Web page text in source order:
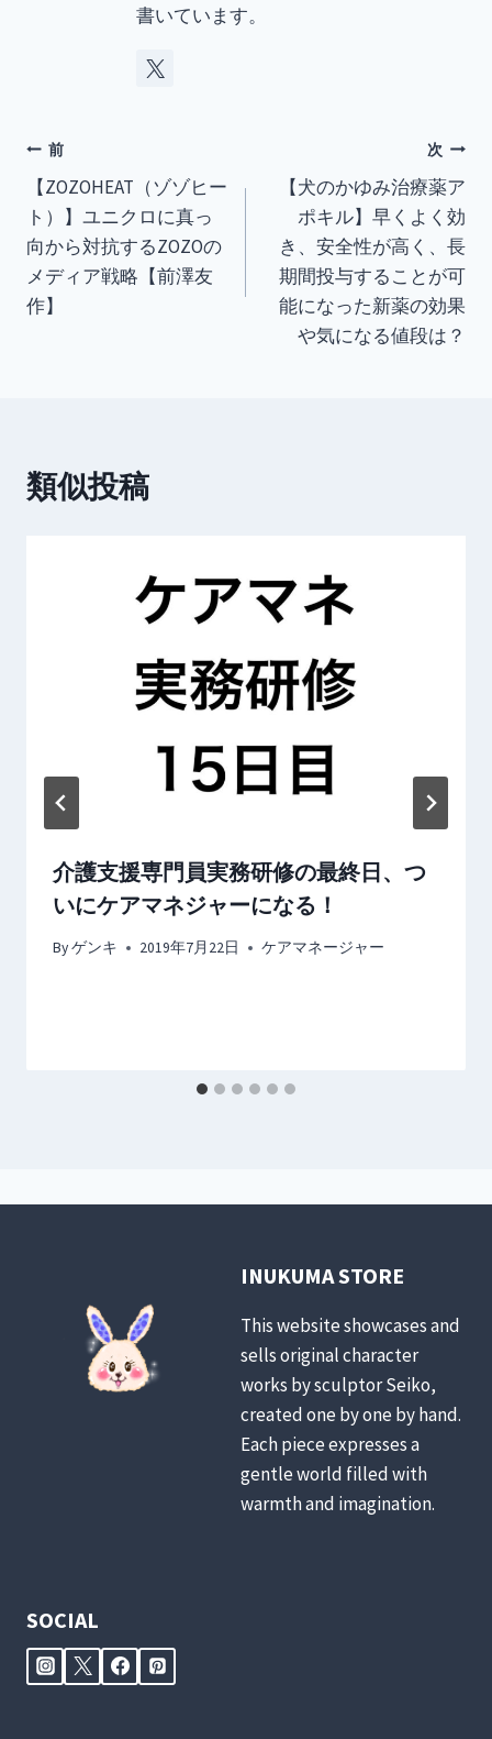
書いています。
投
稿
ナ
ビ
ョ
前
【ZOZOHEAT（ゾゾヒー
ト）】ユニクロに真っ
向から対抗するZOZOの
メディア戦略【前澤友
作】
次
【犬のかゆみ治療薬ア
ポキル】早くよく効
き、安全性が高く、長
期間投与することが可
能になった新薬の効果
や気になる値段は？
類似投稿
介護支援専門員実務研修の最終日、つ
いにケアマネジャーになる！
Byゲンキ 2019年7月22日 ケアマネージャー
INUKUMA STORE
This website showcases and
sells original character
works by sculptor Seiko,
created one by one by hand.
Each piece expresses a
gentle world filled with
warmth and imagination.
SOCIAL